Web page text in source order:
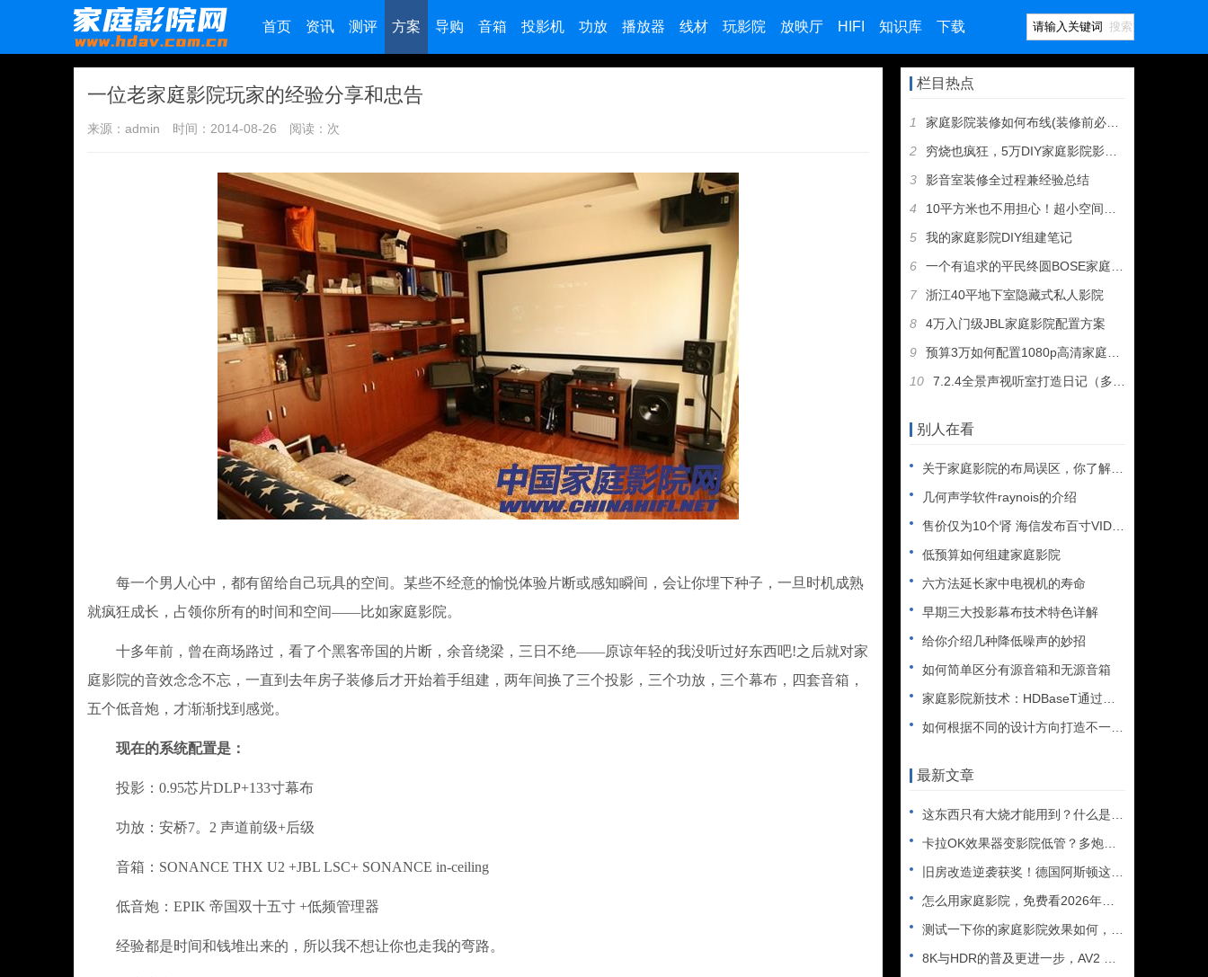
首页 资讯 测评 方案 导购 音箱 投影机 功放 播放器 线材 玩影院 放映厅 HIFI 知识库 下载 搜索
一位老家庭影院玩家的经验分享和忠告
来源：admin 时间：2014-08-26 阅读： 次
每一个男人心中，都有留给自己玩具的空间。某些不经意的愉悦体验片断或感知瞬间，会让你埋下种子，一旦时机成熟
就疯狂成长，占领你所有的时间和空间——比如家庭影院。
十多年前，曾在商场路过，看了个黑客帝国的片断，余音绕梁，三日不绝——原谅年轻的我没听过好东西吧!之后就对家
庭影院的音效念念不忘，一直到去年房子装修后才开始着手组建，两年间换了三个投影，三个功放，三个幕布，四套音箱，
五个低音炮，才渐渐找到感觉。
现在的系统配置是：
投影：0.95芯片DLP+133寸幕布
功放：安桥7。2 声道前级+后级
音箱：SONANCE THX U2 +JBL LSC+ SONANCE in-ceiling
低音炮：EPIK 帝国双十五寸 +低频管理器
经验都是时间和钱堆出来的，所以我不想让你也走我的弯路。
栏目热点
1
家庭影院装修如何布线(装修前必看·附图)
2
穷烧也疯狂，5万DIY家庭影院影音室装修全记录
3
影音室装修全过程兼经验总结
4
10平方米也不用担心！超小空间家庭影院打造要点
5
我的家庭影院DIY组建笔记
6
一个有追求的平民终圆BOSE家庭影院梦
7
浙江40平地下室隐藏式私人影院
8
4万入门级JBL家庭影院配置方案
9
预算3万如何配置1080p高清家庭影院
10
7.2.4全景声视听室打造日记（多图）
别人在看
关于家庭影院的布局误区，你了解多少？
几何声学软件raynois的介绍
售价仅为10个肾 海信发布百寸VIDAA MAX激光影院
低预算如何组建家庭影院
六方法延长家中电视机的寿命
早期三大投影幕布技术特色详解
给你介绍几种降低噪声的妙招
如何简单区分有源音箱和无源音箱
家庭影院新技术：HDBaseT通过网线连接实现百米传输
如何根据不同的设计方向打造不一样的视听娱乐空间？
最新文章
这东西只有大烧才能用到？什么是XLR接口？平衡音频信号线、低
卡拉OK效果器变影院低管？多炮玩家省钱了，内附调音软件免费下
旧房改造逆袭获奖！德国阿斯顿这套7.2.4全景声私人影院太惊
怎么用家庭影院，免费看2026年世界杯直播？
测试一下你的家庭影院效果如何，bobo精选测试片1~3合集
8K与HDR的普及更进一步，AV2 视频编解码器发布